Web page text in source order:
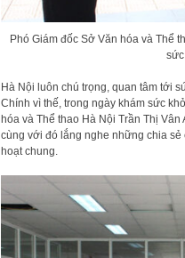
Phó Giám đốc Sở Văn hóa và Thể
Hà Nội luôn chú trọng, quan tâm tới
Chính vì thế, trong ngày khám sức
hóa và Thể thao Hà Nội Trần Thị
cùng với đó lắng nghe những chia
hoạt chung.